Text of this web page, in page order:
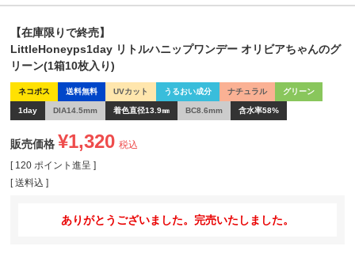
【在庫限りで終売】
LittleHoneyps1day リトルハニップワンデー オリビアちゃんのグ
リーン(1箱10枚入り)
ネコポス 送料無料 UVカット うるおい成分 ナチュラル グリーン
1day DIA14.5mm 着色直径13.9㎜ BC8.6mm 含水率58%
販売価格 ¥1,320 税込
[ 120 ポイント進呈 ]
送料込
ありがとうございました。完売いたしました。